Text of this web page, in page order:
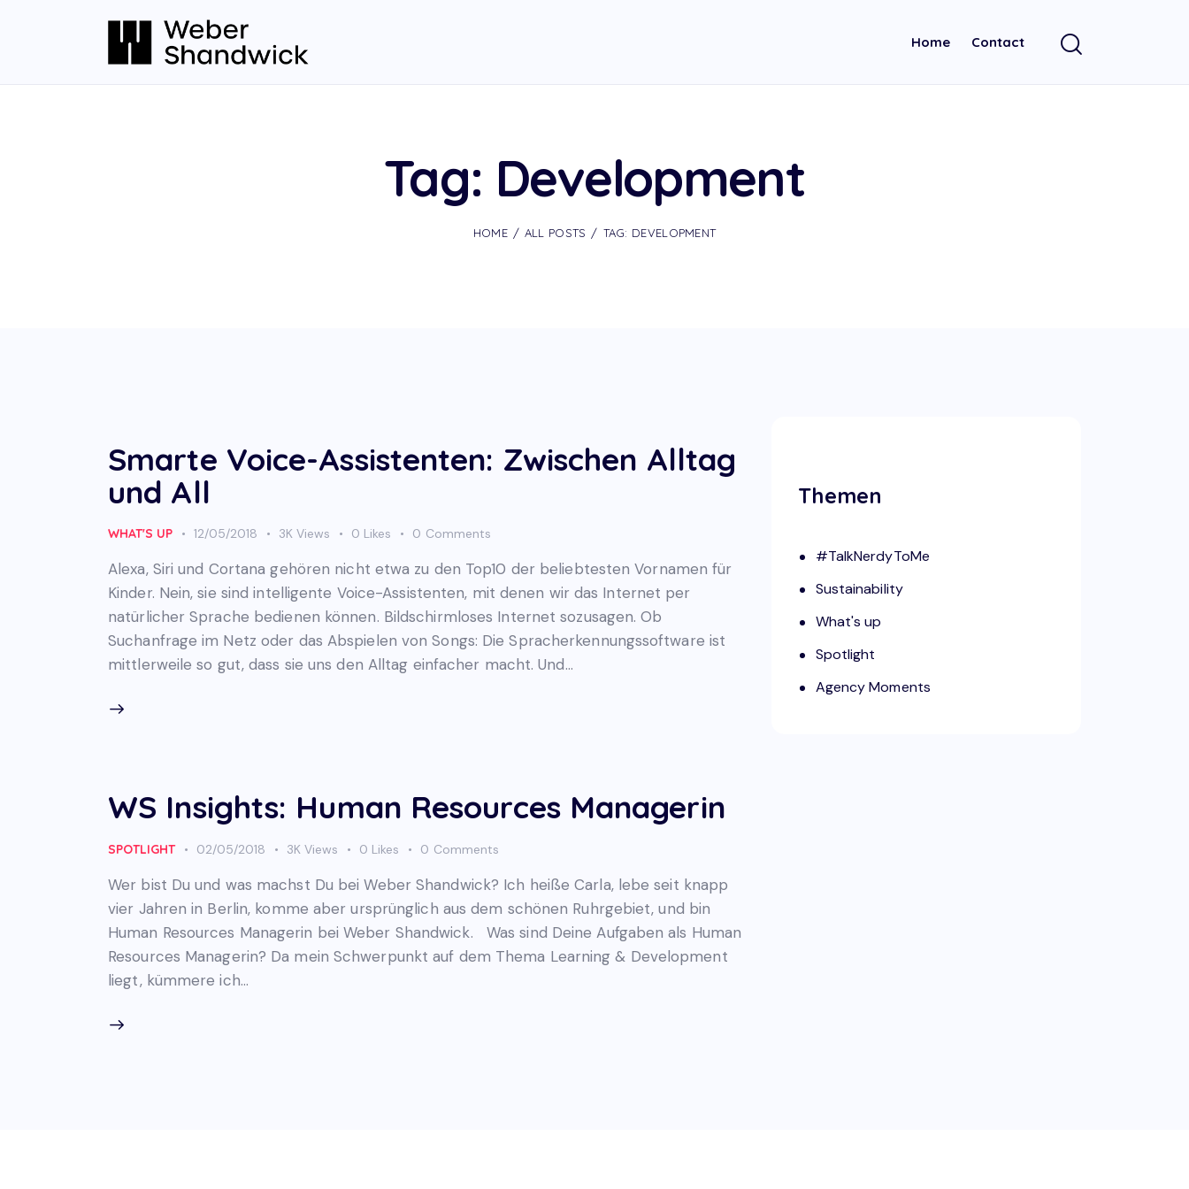
Home Contact
Tag: Development
HOME ALL POSTS TAG: DEVELOPMENT
Smarte Voice-Assistenten: Zwischen Alltag
und All
WHAT'S UP 12/05/2018 3K Views 0 Likes 0 Comments
Alexa, Siri und Cortana gehören nicht etwa zu den Top10 der beliebtesten Vornamen für
Kinder. Nein, sie sind intelligente Voice-Assistenten, mit denen wir das Internet per
natürlicher Sprache bedienen können. Bildschirmloses Internet sozusagen. Ob
Suchanfrage im Netz oder das Abspielen von Songs: Die Spracherkennungssoftware ist
mittlerweile so gut, dass sie uns den Alltag einfacher macht. Und…
WS Insights: Human Resources Managerin
SPOTLIGHT 02/05/2018 3K Views 0 Likes 0 Comments
Wer bist Du und was machst Du bei Weber Shandwick? Ich heiße Carla, lebe seit knapp
vier Jahren in Berlin, komme aber ursprünglich aus dem schönen Ruhrgebiet, und bin
Human Resources Managerin bei Weber Shandwick. Was sind Deine Aufgaben als Human
Resources Managerin? Da mein Schwerpunkt auf dem Thema Learning & Development
liegt, kümmere ich…
Themen
#TalkNerdyToMe
Sustainability
What's up
Spotlight
Agency Moments